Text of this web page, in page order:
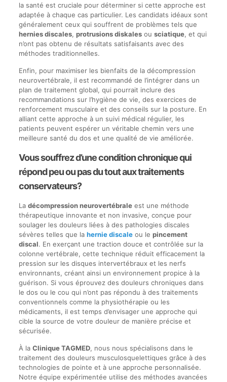
la santé est cruciale pour déterminer si cette approche est
adaptée à chaque cas particulier. Les candidats idéaux sont
généralement ceux qui souffrent de problèmes tels que
hernies discales, protrusions diskalesou sciatique, et qui
n’ont pas obtenu de résultats satisfaisants avec des
méthodes traditionnelles.
Enfin, pour maximiser les bienfaits de la décompression
neurovertébrale, il est recommandé de l’intégrer dans un
plan de traitement global, qui pourrait inclure des
recommandations sur l’hygiène de vie, des exercices de
renforcement musculaire et des conseils sur la posture. En
alliant cette approche à un suivi médical régulier, les
patients peuvent espérer un véritable chemin vers une
meilleure santé du dos et une qualité de vie améliorée.
Vous souffrez d’une condition chronique qui
répond peu ou pas du tout aux traitements
conservateurs?
La décompression neurovertébraleest une méthode
thérapeutique innovante et non invasive, conçue pour
soulager les douleurs liées à des pathologies discales
sévères telles que la hernie discaleou le pincement
discal. En exerçant une traction douce et contrôlée sur la
colonne vertébrale, cette technique réduit efficacement la
pression sur les disques intervertébraux et les nerfs
environnants, créant ainsi un environnement propice à la
guérison. Si vous éprouvez des douleurs chroniques dans
le dos ou le cou qui n’ont pas répondu à des traitements
conventionnels comme la physiothérapie ou les
médicaments, il est temps d’envisager une approche qui
cible la source de votre douleur de manière précise et
sécurisée.
À la Clinique TAGMED, nous nous spécialisons dans le
traitement des douleurs musculosquelettiques grâce à des
technologies de pointe et à une approche personnalisée.
Notre équipe expérimentée utilise des méthodes avancées